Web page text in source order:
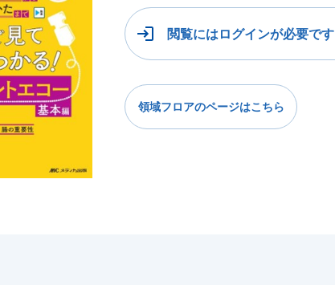
閲覧にはログインが必要です
領域フロアのページはこちら